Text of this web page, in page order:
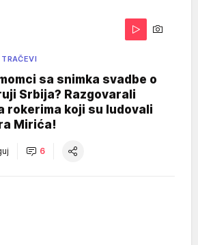
sa snimka svadbe o
Srbija? Razgovarali
rokerima koji su ludovali
Mirića!
6